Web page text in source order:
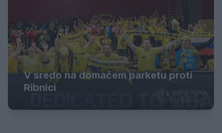
V sredo na domačem parketu proti
Ribnici